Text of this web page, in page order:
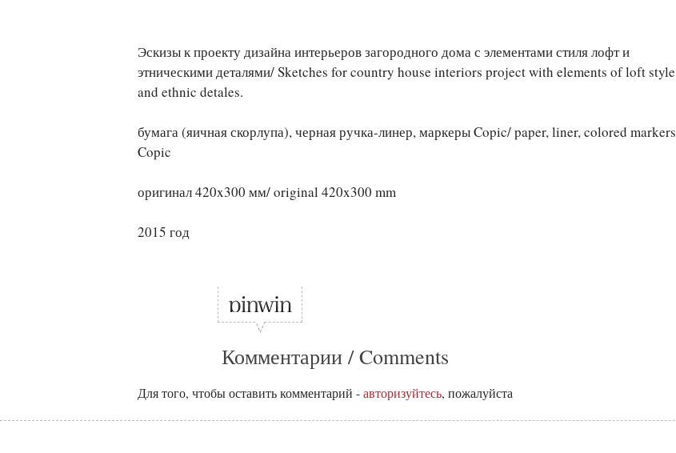
Эскизы к проекту дизайна интерьеров загородного дома с элементами стиля лофт и
этническими деталями/ Sketches for country house interiors project with elements of loft style
and ethnic detales.
бумага (яичная скорлупа), черная ручка-линер, маркеры Copic/ paper, liner, colored markers
Copic
оригинал 420x300 мм/ original 420x300 mm
2015 год
Комментарии / Comments
Для того, чтобы оставить комментарий - авторизуйтесь, пожалуйста